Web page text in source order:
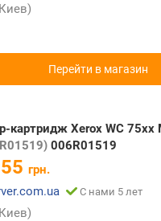
Перейти в магазин
картридж Xerox WC 75xx
006R01519
грн.
С нами 5 лет